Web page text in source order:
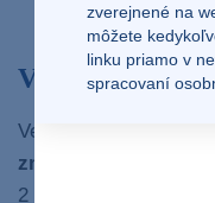
glukózy počas
Veľký
Veľký glykemický
zmien glykémie
2 – 3 hodiny. Je
zverejnené na
môžete
linku priamo v
spracovaní